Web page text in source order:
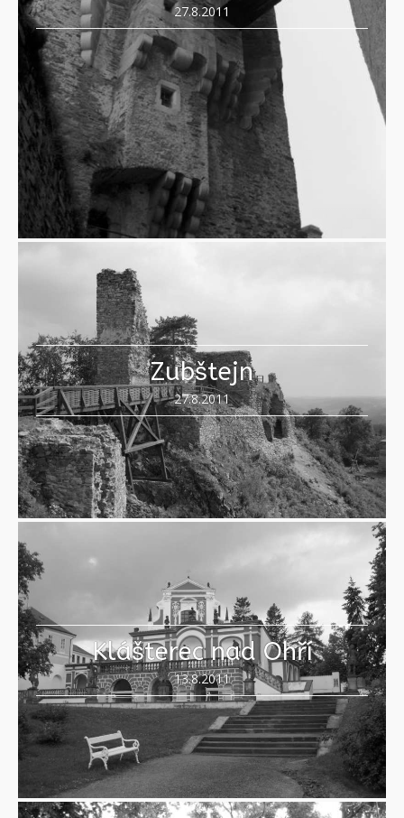
27.8.2011
Zubštejn
27.8.2011
Klášterec nad Ohří
13.8.2011